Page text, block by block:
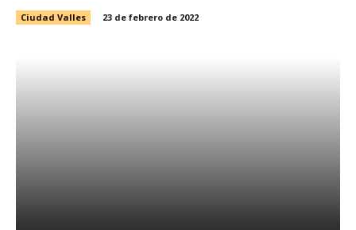
Ciudad Valles 23 de febrero de 2022